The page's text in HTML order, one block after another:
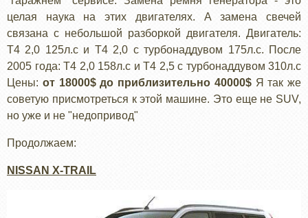
целая наука на этих двигателях. А замена свечей
связана с небольшой разборкой двигателя. Двигатель:
Т4 2,0 125л.с и Т4 2,0 с турбонаддувом 175л.с. После
2005 года: Т4 2,0 158л.с и Т4 2,5 с турбонаддувом 310л.с
Цены: от 18000$ до приблизительно 40000$Я так же
советую присмотреться к этой машине. Это еще не SUV,
но уже и не "недопривод"
Продолжаем:
NISSAN X-TRAIL